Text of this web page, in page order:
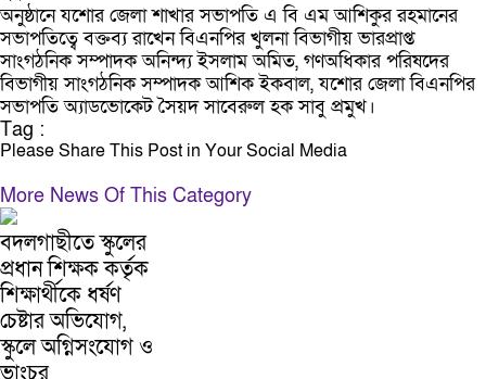
অনুষ্ঠানে যশোর জেলা শাখার সভাপতি এ বি এম আশিকুর রহমানের
সভাপতিত্বে বক্তব্য রাখেন বিএনপির খুলনা বিভাগীয় ভারপ্রাপ্ত
সাংগঠনিক সম্পাদক অনিন্দ্য ইসলাম অমিত, গণঅধিকার পরিষদের
বিভাগীয় সাংগঠনিক সম্পাদক আশিক ইকবাল, যশোর জেলা বিএনপির
সভাপতি অ্যাডভোকেট সৈয়দ সাবেরুল হক সাবু প্রমুখ।
Tag :
Please Share This Post in Your Social Media
More News Of This Category
বদলগাছীতে স্কুলের
প্রধান শিক্ষক কর্তৃক
শিক্ষার্থীকে ধর্ষণ
চেষ্টার অভিযোগ,
স্কুলে অগ্নিসংযোগ ও